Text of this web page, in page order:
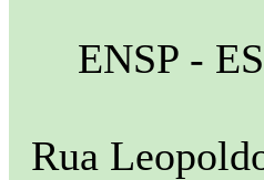
ENSP -
Rua